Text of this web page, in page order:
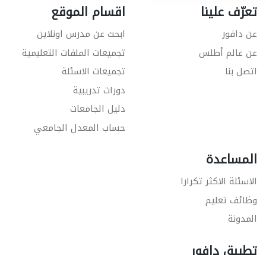
تعرّف علينا
عن دافور
عن عالم أطلس
اتصل بنا
اقسام الموقع
ابحث عن مدرس اونلاين
تجميعات الملفات التعليمية
تجميعات الاسئلة
دورات تدريبية
دليل الجامعات
حساب المعدل الجامعي
المساعدة
الاسئلة الاكثر تكرارا
وظائف تعليم
المدونة